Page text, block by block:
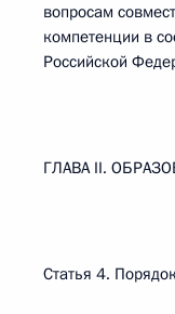
вопросам
компетенции в
Российской
ГЛАВА II.
Статья 4.